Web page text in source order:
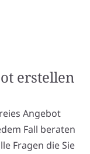
erstellen
Angebot
Fall beraten
Fragen die Sie